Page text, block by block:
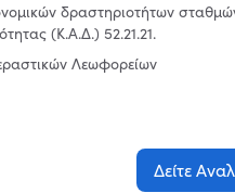
δραστηριοτήτων
(Κ.Α.Δ.) 52.21.21.
Λεωφορείων
Δείτε